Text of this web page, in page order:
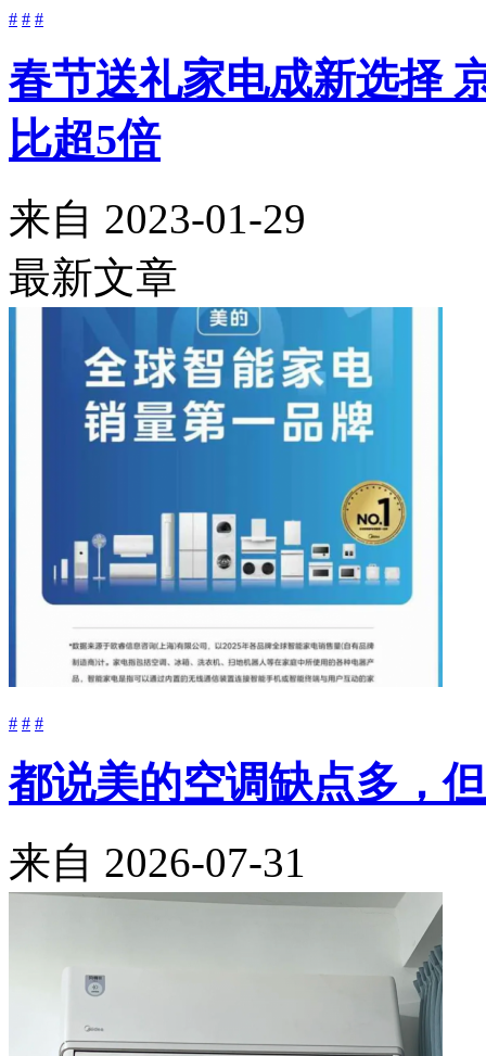
# # #
春节送礼家电成新选择
比超5倍
来自 2023-01-29
最新文章
# # #
都说美的空调缺点多，
来自 2026-07-31